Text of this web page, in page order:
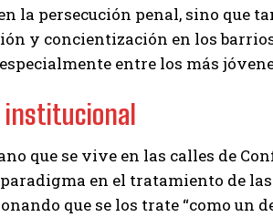
la persecución penal, sino que
y concientización en los
entre los más
institucional
que se vive en las calles de
en el tratamiento de las
que se los trate “como un